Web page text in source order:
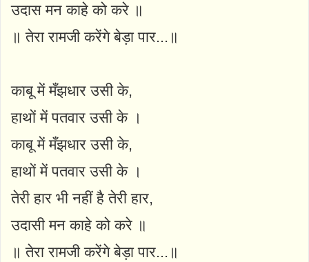
उदास मन काहे को करे ॥
॥ तेरा रामजी करेंगे बेड़ा पार...॥
काबू में मँझधार उसी के,
हाथों में पतवार उसी के ।
काबू में मँझधार उसी के,
हाथों में पतवार उसी के ।
तेरी हार भी नहीं है तेरी हार,
उदासी मन काहे को करे ॥
॥ तेरा रामजी करेंगे बेड़ा पार...॥